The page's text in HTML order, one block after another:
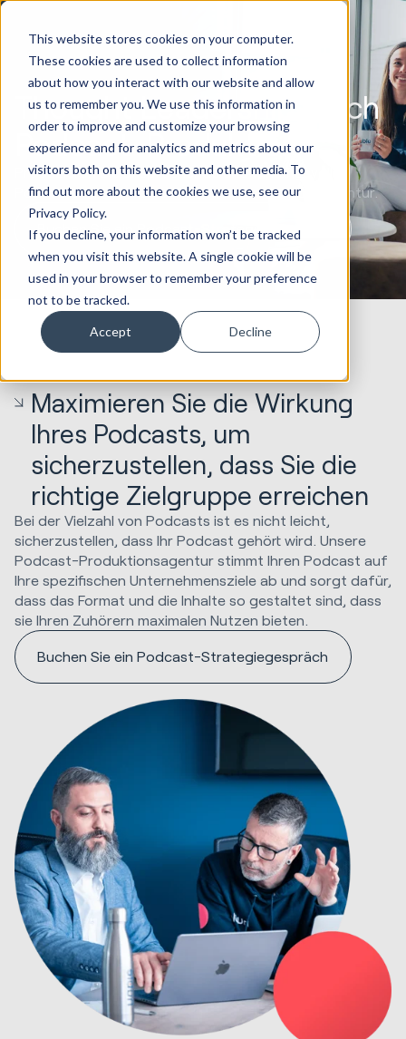
This website stores cookies on your computer.
These cookies are used to collect information
about how you interact with our website and allow
us to remember you. We use this information in
order to improve and customize your browsing
experience and for analytics and metrics about our
visitors both on this website and other media. To
find out more about the cookies we use, see our
Privacy Policy.
If you decline, your information won’t be tracked
when you visit this website. A single cookie will be
used in your browser to remember your preference
not to be tracked.
Accept Decline
Thought Leadership durch
Podcast-Produktion
Produzieren Sie ansprechende und wirkungsvolle
Podcasts mit Hilfe einer Podcast-Produktionsagentur.
Buchen Sie ein Podcast-Strategiegespräch
Maximieren Sie die Wirkung
Ihres Podcasts, um
sicherzustellen, dass Sie die
richtige Zielgruppe erreichen
Bei der Vielzahl von Podcasts ist es nicht leicht,
sicherzustellen, dass Ihr Podcast gehört wird. Unsere
Podcast-Produktionsagentur stimmt Ihren Podcast auf
Ihre spezifischen Unternehmensziele ab und sorgt dafür,
dass das Format und die Inhalte so gestaltet sind, dass
sie Ihren Zuhörern maximalen Nutzen bieten.
Buchen Sie ein Podcast-Strategiegespräch